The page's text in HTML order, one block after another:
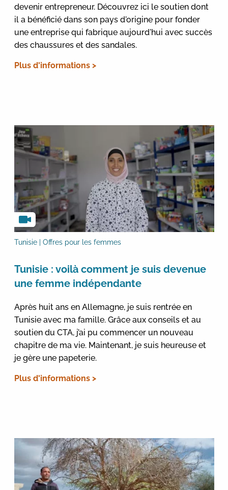
devenir entrepreneur. Découvrez ici le soutien dont
il a bénéficié dans son pays d'origine pour fonder
une entreprise qui fabrique aujourd'hui avec succès
des chaussures et des sandales.
Plus d'informations >
Tunisie | Offres pour les femmes
Tunisie : voilà comment je suis devenue
une femme indépendante
Après huit ans en Allemagne, je suis rentrée en
Tunisie avec ma famille. Grâce aux conseils et au
soutien du CTA, j’ai pu commencer un nouveau
chapitre de ma vie. Maintenant, je suis heureuse et
je gère une papeterie.
Plus d'informations >